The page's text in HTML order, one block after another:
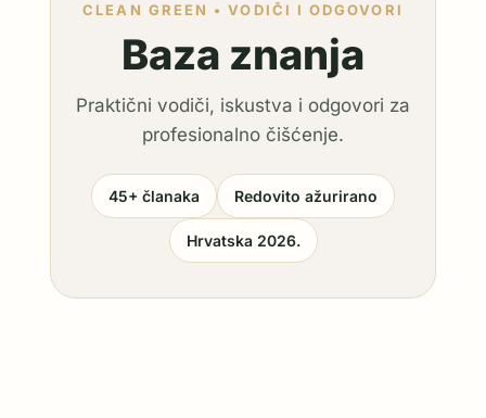
CLEAN GREEN • VODIČI I ODGOVORI
Baza znanja
Praktični vodiči, iskustva i odgovori za
profesionalno čišćenje.
45+ članaka Redovito ažurirano
Hrvatska 2026.